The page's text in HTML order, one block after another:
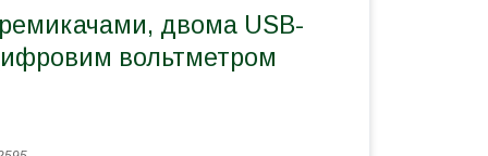
двома USB-
вольтметром